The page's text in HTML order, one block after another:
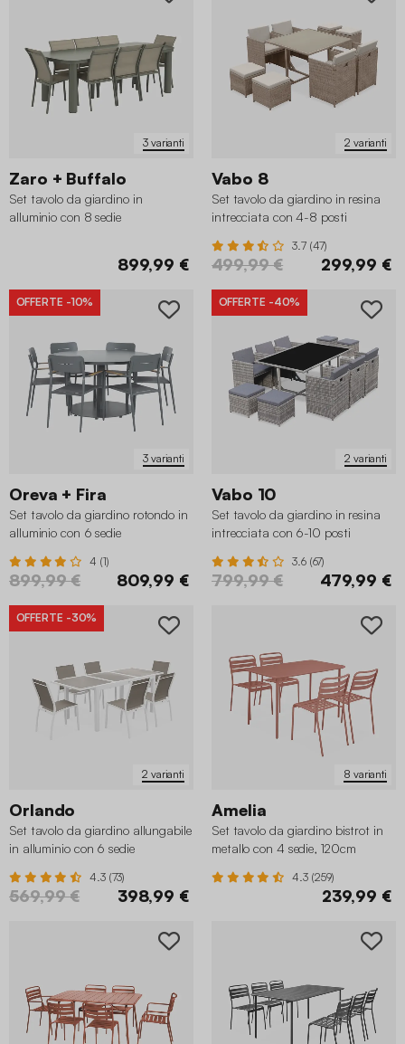
3 varianti
Zaro + Buffalo
Set tavolo da giardino in
alluminio con 8 sedie
899,99 €
2 varianti
Vabo 8
Set tavolo da giardino in resina
intrecciata con 4-8 posti
3.7 (47)
499,99 € 299,99 €
3 varianti
OFFERTE -10%
Oreva + Fira
Set tavolo da giardino rotondo in
alluminio con 6 sedie
4 (1)
899,99 € 809,99 €
2 varianti
OFFERTE -40%
Vabo 10
Set tavolo da giardino in resina
intrecciata con 6-10 posti
3.6 (67)
799,99 € 479,99 €
2 varianti
OFFERTE -30%
Orlando
Set tavolo da giardino allungabile
in alluminio con 6 sedie
4.3 (73)
569,99 € 398,99 €
8 varianti
Amelia
Set tavolo da giardino bistrot in
metallo con 4 sedie, 120cm
4.3 (259)
239,99 €